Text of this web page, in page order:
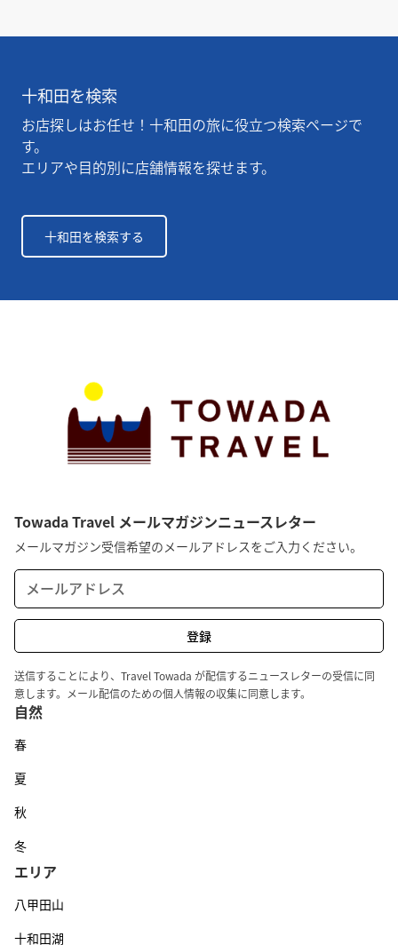
十和田を検索
お店探しはお任せ！十和田の旅に役立つ検索ページで
す。
エリアや目的別に店舗情報を探せます。
十和田を検索する
Towada Travel メールマガジンニュースレター
メールマガジン受信希望のメールアドレスをご入力ください。
送信することにより、Travel Towada が配信するニュースレターの受信に同
意します。メール配信のための個人情報の収集に同意します。
自然
春
夏
秋
冬
エリア
八甲田山
十和田湖